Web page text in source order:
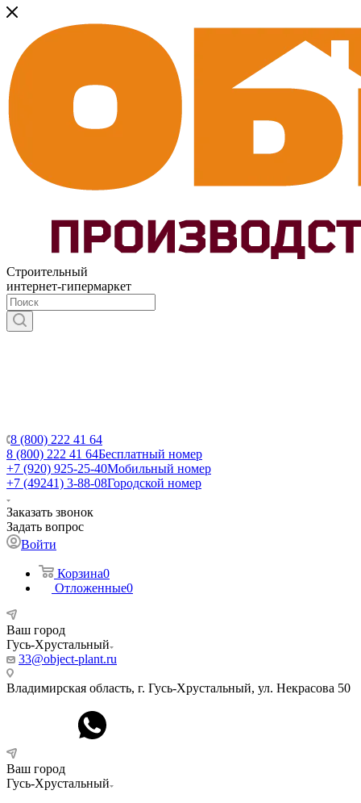
Строительный
интернет-гипермаркет
8 (800) 222 41 64
8 (800) 222 41 64Бесплатный номер
+7 (920) 925-25-40Мобильный номер
+7 (49241) 3-88-08Городской номер
Заказать звонок
Задать вопрос
Войти
Корзина0
Отложенные0
Ваш город
Гусь-Хрустальный
33@object-plant.ru
Владимирская область, г. Гусь-Хрустальный, ул. Некрасова 50
Ваш город
Гусь-Хрустальный